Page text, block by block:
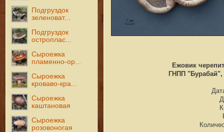
Подгруздок
зеленоват...
Подгруздок
остроплас...
Сыроежка
пламенно-ор...
Сыроежка
кроваво-кра...
Сыроежка
каштановая
Сыроежка
розовоногая
Ежовик
ГНПП "Бурабай",